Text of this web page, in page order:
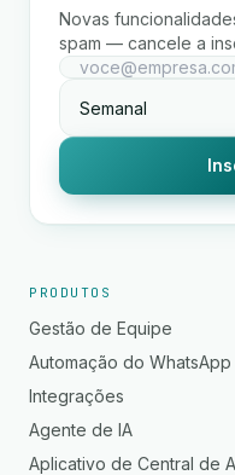
Novas
spam — cancele a
PRODUTOS
Gestão de Equipe
Automação do WhatsApp
Integrações
Agente de IA
Aplicativo de Central de